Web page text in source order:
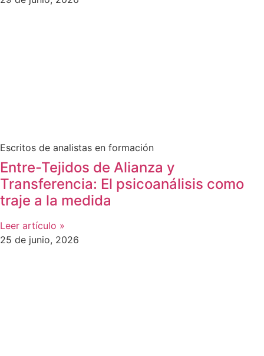
Escritos de analistas en formación
Entre-Tejidos de Alianza y
Transferencia: El psicoanálisis como
traje a la medida
Leer artículo »
25 de junio, 2026